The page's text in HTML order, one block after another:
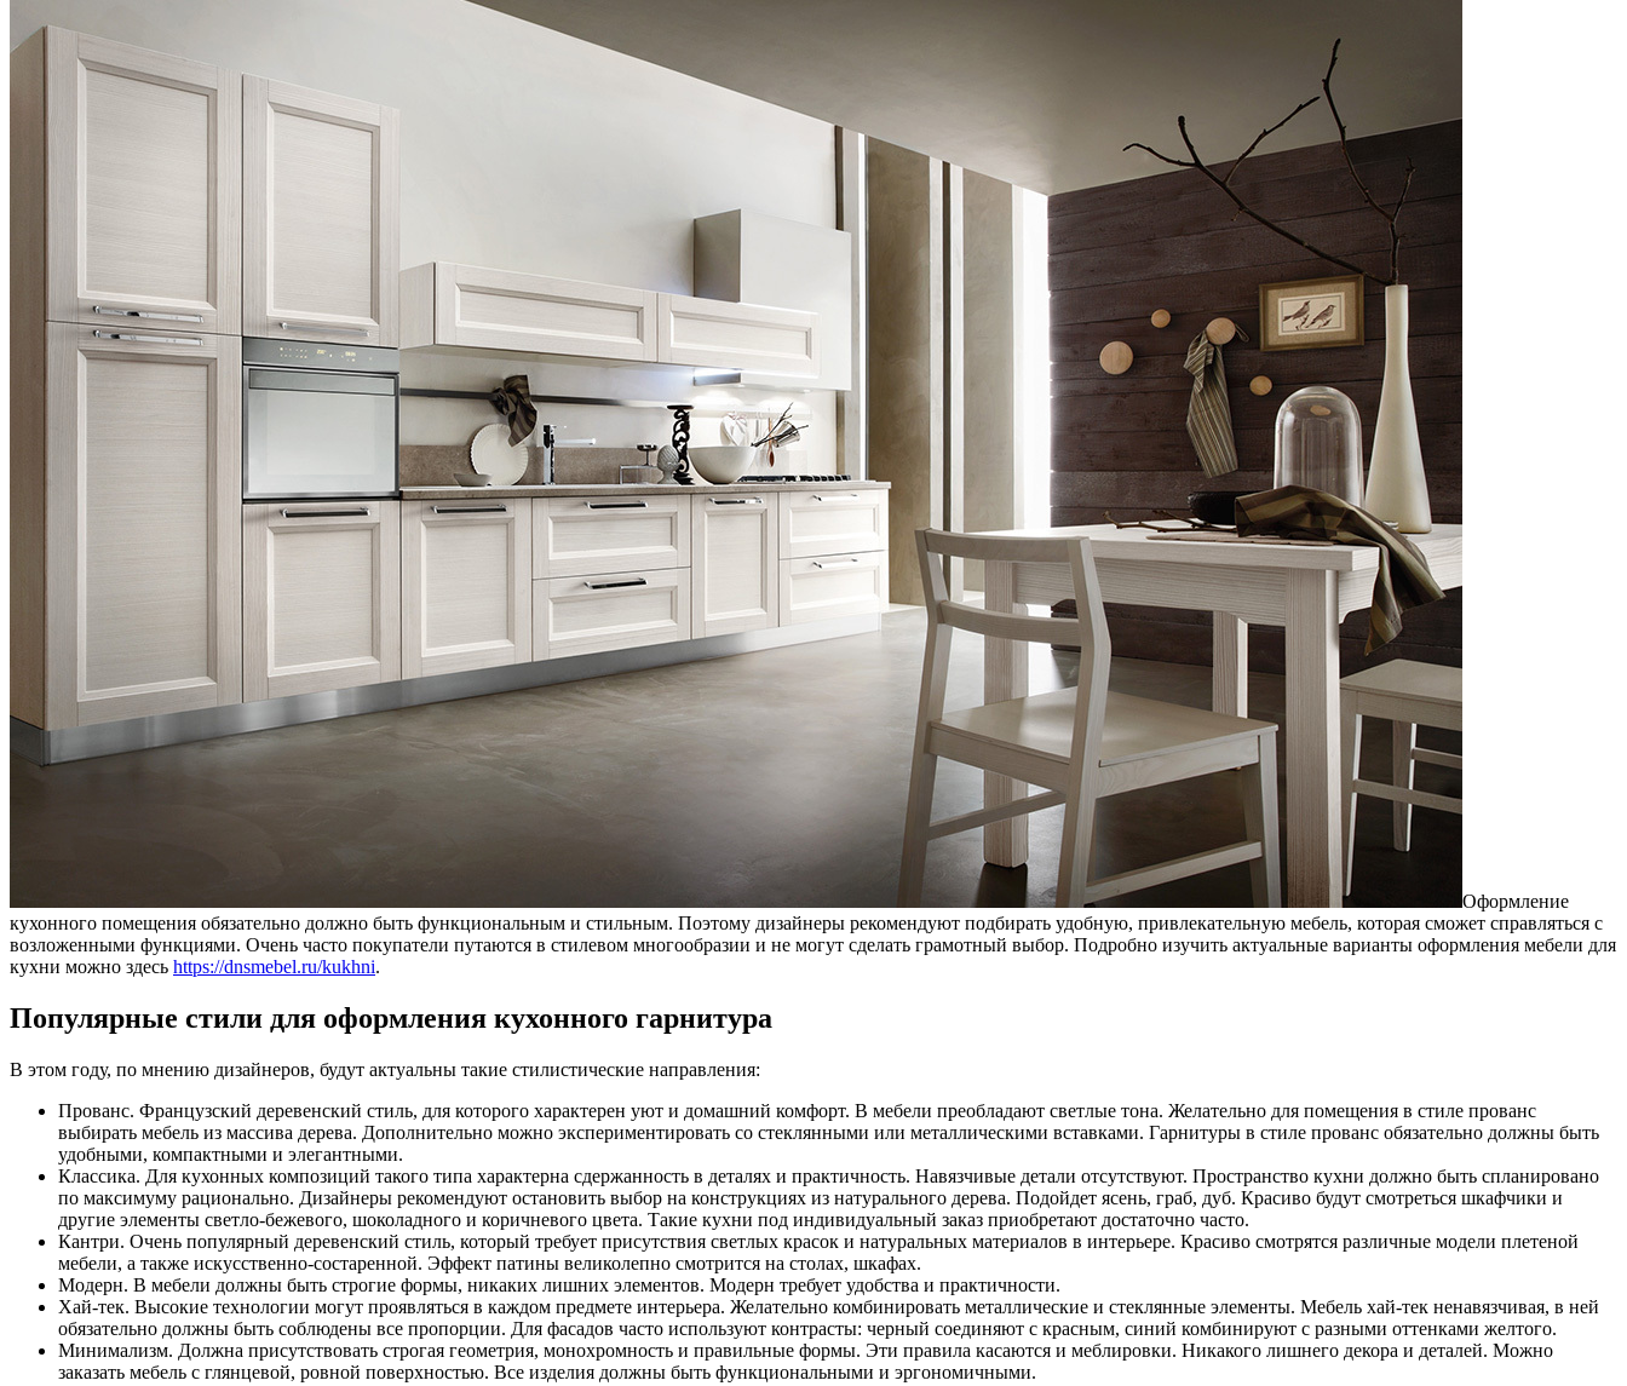
Оформление
кухонного помещения обязательно должно быть функциональным и стильным. Поэтому дизайнеры рекомендуют подбирать удобную, привлекательную мебель, которая сможет справляться с
возложенными функциями. Очень часто покупатели путаются в стилевом многообразии и не могут сделать грамотный выбор. Подробно изучить актуальные варианты оформления мебели для
кухни можно здесь https://dnsmebel.ru/kukhni.
Популярные стили для оформления кухонного гарнитура
В этом году, по мнению дизайнеров, будут актуальны такие стилистические направления:
Прованс. Французский деревенский стиль, для которого характерен уют и домашний комфорт. В мебели преобладают светлые тона. Желательно для помещения в стиле прованс
выбирать мебель из массива дерева. Дополнительно можно экспериментировать со стеклянными или металлическими вставками. Гарнитуры в стиле прованс обязательно должны быть
удобными, компактными и элегантными.
Классика. Для кухонных композиций такого типа характерна сдержанность в деталях и практичность. Навязчивые детали отсутствуют. Пространство кухни должно быть спланировано
по максимуму рационально. Дизайнеры рекомендуют остановить выбор на конструкциях из натурального дерева. Подойдет ясень, граб, дуб. Красиво будут смотреться шкафчики и
другие элементы светло-бежевого, шоколадного и коричневого цвета. Такие кухни под индивидуальный заказ приобретают достаточно часто.
Кантри. Очень популярный деревенский стиль, который требует присутствия светлых красок и натуральных материалов в интерьере. Красиво смотрятся различные модели плетеной
мебели, а также искусственно-состаренной. Эффект патины великолепно смотрится на столах, шкафах.
Модерн. В мебели должны быть строгие формы, никаких лишних элементов. Модерн требует удобства и практичности.
Хай-тек. Высокие технологии могут проявляться в каждом предмете интерьера. Желательно комбинировать металлические и стеклянные элементы. Мебель хай-тек ненавязчивая, в ней
обязательно должны быть соблюдены все пропорции. Для фасадов часто используют контрасты: черный соединяют с красным, синий комбинируют с разными оттенками желтого.
Минимализм. Должна присутствовать строгая геометрия, монохромность и правильные формы. Эти правила касаются и меблировки. Никакого лишнего декора и деталей. Можно
заказать мебель с глянцевой, ровной поверхностью. Все изделия должны быть функциональными и эргономичными.